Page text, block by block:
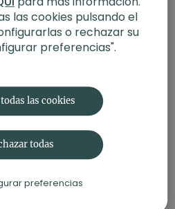
Armonía del equilibrio. Yoga con
las cookies pulsando el
o rechazar su
preferencias".
las cookies
todas
preferencias